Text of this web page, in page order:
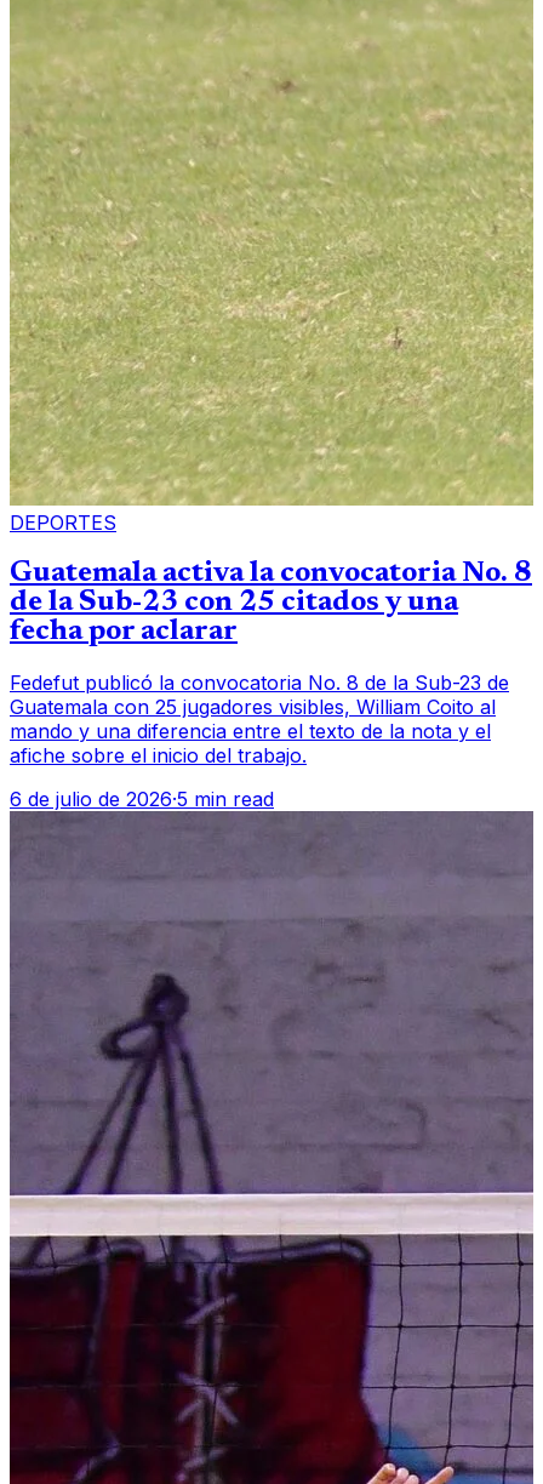
DEPORTES
Guatemala activa la convocatoria No. 8
de la Sub-23 con 25 citados y una
fecha por aclarar
Fedefut publicó la convocatoria No. 8 de la Sub-23 de
Guatemala con 25 jugadores visibles, William Coito al
mando y una diferencia entre el texto de la nota y el
afiche sobre el inicio del trabajo.
6 de julio de 2026·5 min read